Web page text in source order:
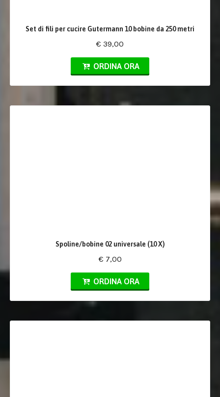
Set di fili per cucire Gutermann 10 bobine da 250 metri
€ 39,00
ORDINA ORA
Spoline/bobine 02 universale (10 X)
€ 7,00
ORDINA ORA